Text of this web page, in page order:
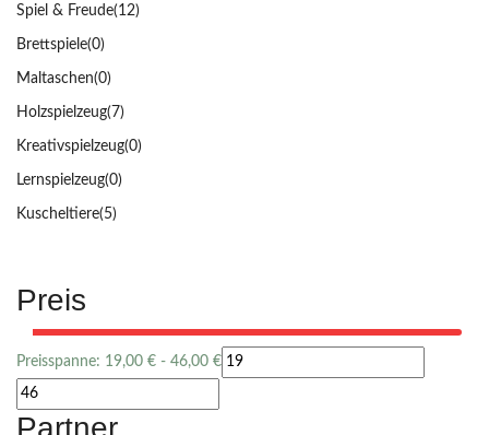
Spiel & Freude(12)
Brettspiele(0)
Maltaschen(0)
Holzspielzeug(7)
Kreativspielzeug(0)
Lernspielzeug(0)
Kuscheltiere(5)
Preis
Preisspanne: 19,00 € - 46,00 €
Partner